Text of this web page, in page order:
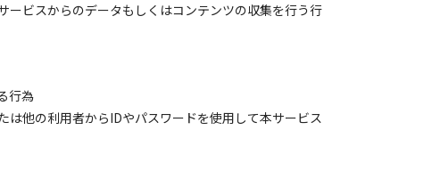
ビスからのデータもしくはコンテンツの収集を行う行
行為
他の利用者からIDやパスワードを使用して本サービス